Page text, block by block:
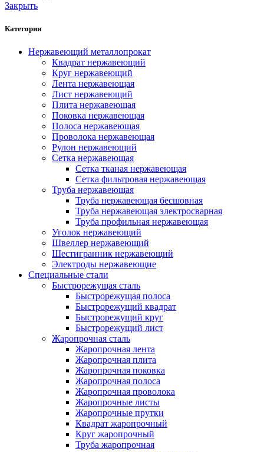
Закрыть
Категории
Нержавеющий металлопрокат
Квадрат нержавеющий
Круг нержавеющий
Лента нержавеющая
Лист нержавеющий
Плита нержавеющая
Поковка нержавеющая
Полоса нержавеющая
Проволока нержавеющая
Рулон нержавеющий
Сетка нержавеющая
Сетка тканая нержавеющая
Сетка фильтровая нержавеющая
Труба нержавеющая
Труба нержавеющая бесшовная
Труба нержавеющая электросварная
Труба профильная нержавеющая
Уголок нержавеющий
Швеллер нержавеющий
Шестигранник нержавеющий
Электроды нержавеющие
Специальные стали
Быстрорежущая сталь
Быстрорежущая полоса
Быстрорежущий квадрат
Быстрорежущий круг
Быстрорежущий лист
Жаропрочная сталь
Жаропрочная лента
Жаропрочная плита
Жаропрочная поковка
Жаропрочная полоса
Жаропрочная проволока
Жаропрочные листы
Жаропрочные прутки
Квадрат жаропрочный
Круг жаропрочный
Труба жаропрочная